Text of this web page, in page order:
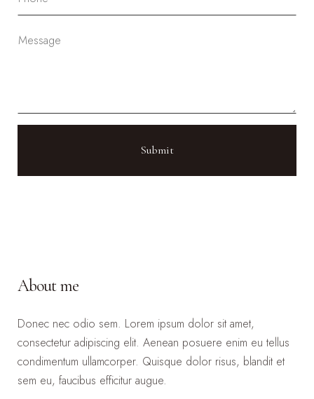
About me
Donec nec odio sem. Lorem ipsum dolor sit amet,
consectetur adipiscing elit. Aenean posuere enim eu tellus
condimentum ullamcorper. Quisque dolor risus, blandit et
sem eu, faucibus efficitur augue.